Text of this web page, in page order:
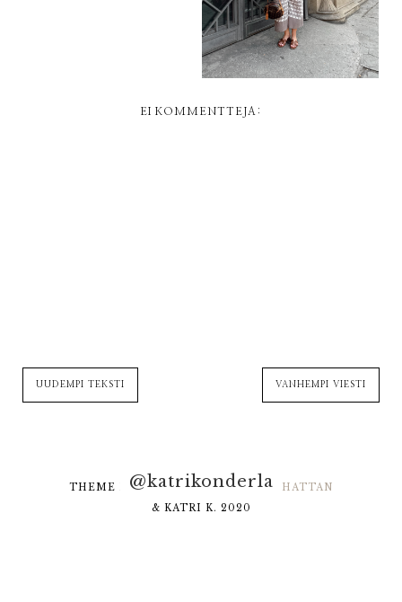
EI KOMMENTTEJA:
UUDEMPI TEKSTI VANHEMPI VIESTI
@katrikonderla
THEME DESIGNED BYHELLO MANHATTAN
& KATRI K. 2020